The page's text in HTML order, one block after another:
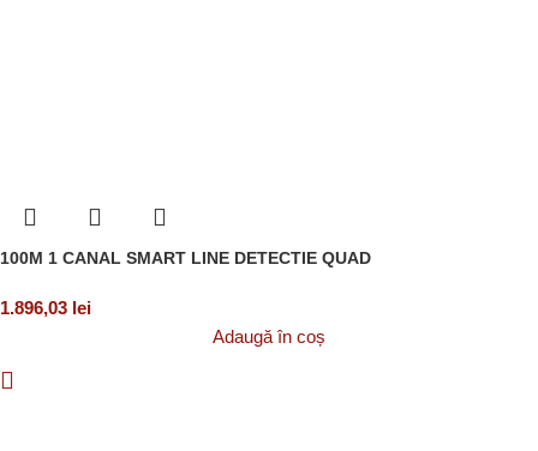
100M 1 CANAL SMART LINE DETECTIE QUAD
1.896,03 lei
Adaugă în coș